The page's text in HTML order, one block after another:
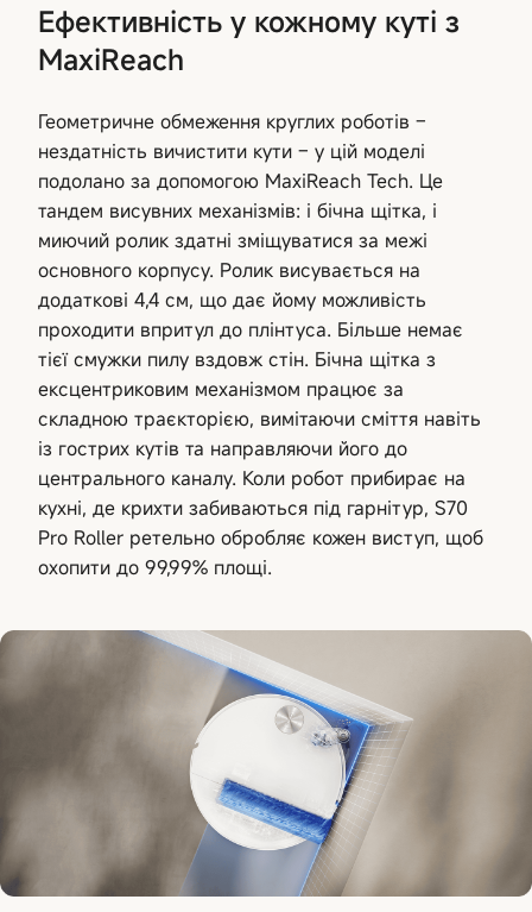
Ефективність у кожному куті з
MaxiReach
Геометричне обмеження круглих роботів –
нездатність вичистити кути – у цій моделі
подолано за допомогою MaxiReach Tech. Це
тандем висувних механізмів: і бічна щітка, і
миючий ролик здатні зміщуватися за межі
основного корпусу. Ролик висувається на
додаткові 4,4 см, що дає йому можливість
проходити впритул до плінтуса. Більше немає
тієї смужки пилу вздовж стін. Бічна щітка з
ексцентриковим механізмом працює за
складною траєкторією, вимітаючи сміття навіть
із гострих кутів та направляючи його до
центрального каналу. Коли робот прибирає на
кухні, де крихти забиваються під гарнітур, S70
Pro Roller ретельно обробляє кожен виступ, щоб
охопити до 99,99% площі.